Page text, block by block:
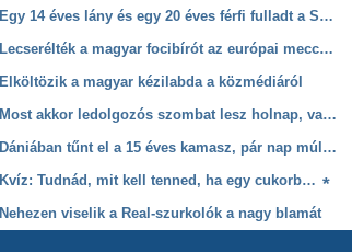
Egy 14 éves lány és egy 20 éves férfi fulladt a Sajóba
Lecserélték a magyar focibírót az európai meccsen
Elköltözik a magyar kézilabda a közmédiáról
Most akkor ledolgozós szombat lesz holnap, vagy sem?
Dániában tűnt el a 15 éves kamasz, pár nap múlva Magyarországon találtak rá
Kvíz: Tudnád, mit kell tenned, ha egy cukorbeteg rosszul lesz melletted?
Nehezen viselik a Real-szurkolók a nagy blamát